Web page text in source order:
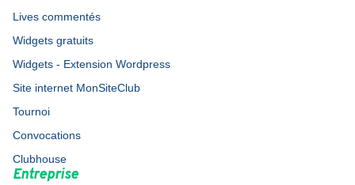
Lives commentés
Widgets gratuits
Widgets - Extension Wordpress
Site internet MonSiteClub
Tournoi
Convocations
Clubhouse
Entreprise